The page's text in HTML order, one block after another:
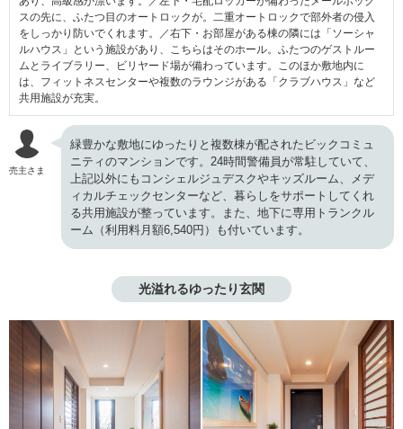
スの先に、ふたつ目のオートロックが。二重オートロックで部外者の侵入
をしっかり防いでくれます。／右下・お部屋がある棟の隣には「ソーシャ
ルハウス」という施設があり、こちらはそのホール。ふたつのゲストルー
ムとライブラリー、ビリヤード場が備わっています。このほか敷地内に
は、フィットネスセンターや複数のラウンジがある「クラブハウス」など
共用施設が充実。
売主さま
緑豊かな敷地にゆったりと複数棟が配されたビックコミュ
ニティのマンションです。24時間警備員が常駐していて、
上記以外にもコンシェルジュデスクやキッズルーム、メデ
ィカルチェックセンターなど、暮らしをサポートしてくれ
る共用施設が整っています。また、地下に専用トランクル
ーム（利用料月額6,540円）も付いています。
光溢れるゆったり玄関